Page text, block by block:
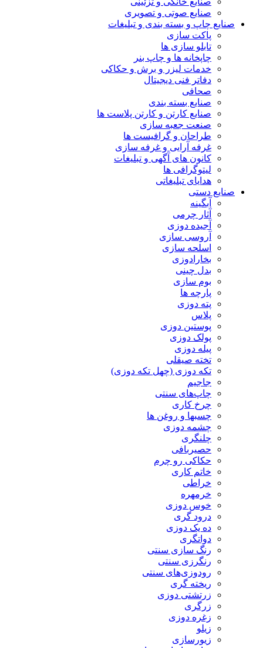
صنایع صوتی و تصویری
صنایع چاپ و بسته بندی و تبلیغات
پاکت سازی
تابلو سازی ها
چاپخانه ها و چاپ بنر
خدمات لیزر و برش و حکاکی
دفاتر فنی دیجیتال
صحافی
صنایع بسته بندی
صنایع کارتن و کارتن پلاست ها
صنعت جعبه سازی
طراحان و گرافیست ها
غرفه آرایی و غرفه سازی
کانون های آگهی و تبلیغات
لیتوگرافی ها
هدایای تبلیغاتی
صنایع دستی
آبگینه
آثار چرمی
آجیده دوزی
آروسی سازی
اسلحه سازی
بخارادوزی
بدل چینی
بوم سازی
پارچه ها
پته دوزی
پلاس
پوستین دوزی
پولک دوزی
پیله دوزی
تخته صیقلی
تکه دوزی (چهل تکه دوزی)
جاجیم
چاپ‌های سنتی
چرخ کاری
چسبها و روغن ها
چشمه دوزی
چلنگری
حصیربافی
حکاکی رو چرم
خاتم کاری
خراطی
خرمهره
خوس دوزی
درود گری
ده یک دوزی
دواتگری
رنگ سازی سنتی
رنگرزی سنتی
رودوزی‌های سنتی
ریخته گری
زرتشتی دوزی
زرگری
زغره دوزی
زیلو
زیورسازی